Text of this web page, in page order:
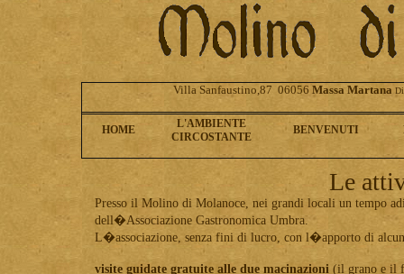
Villa Sanfaustino,87 06056 Massa Martana
HOME
L'AMBIENTE
CIRCOSTANTE
BENVENUTI
Le
Presso il Molino di Molanoce, nei grandi locali un tempo
dell�Associazione Gastronomica Umbra.
L�associazione, senza fini di lucro, con l�apporto di
visite guidate gratuite alle due macinazioni(il grano e il